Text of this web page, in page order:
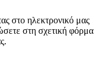
στο ηλεκτρονικό μας
στη σχετική φόρμα